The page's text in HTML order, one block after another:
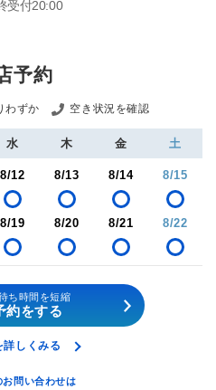
受付20:00
予約
わずか 空き状況を確認
水 木 金 土
8/12 8/13 8/14 8/15
8/19 8/20 8/21 8/22
ち時間を短縮
約をする
詳しくみる
お問い合わせは